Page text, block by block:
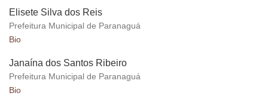
Elisete Silva dos Reis
Prefeitura Municipal de Paranaguá
Bio
Janaína dos Santos Ribeiro
Prefeitura Municipal de Paranaguá
Bio